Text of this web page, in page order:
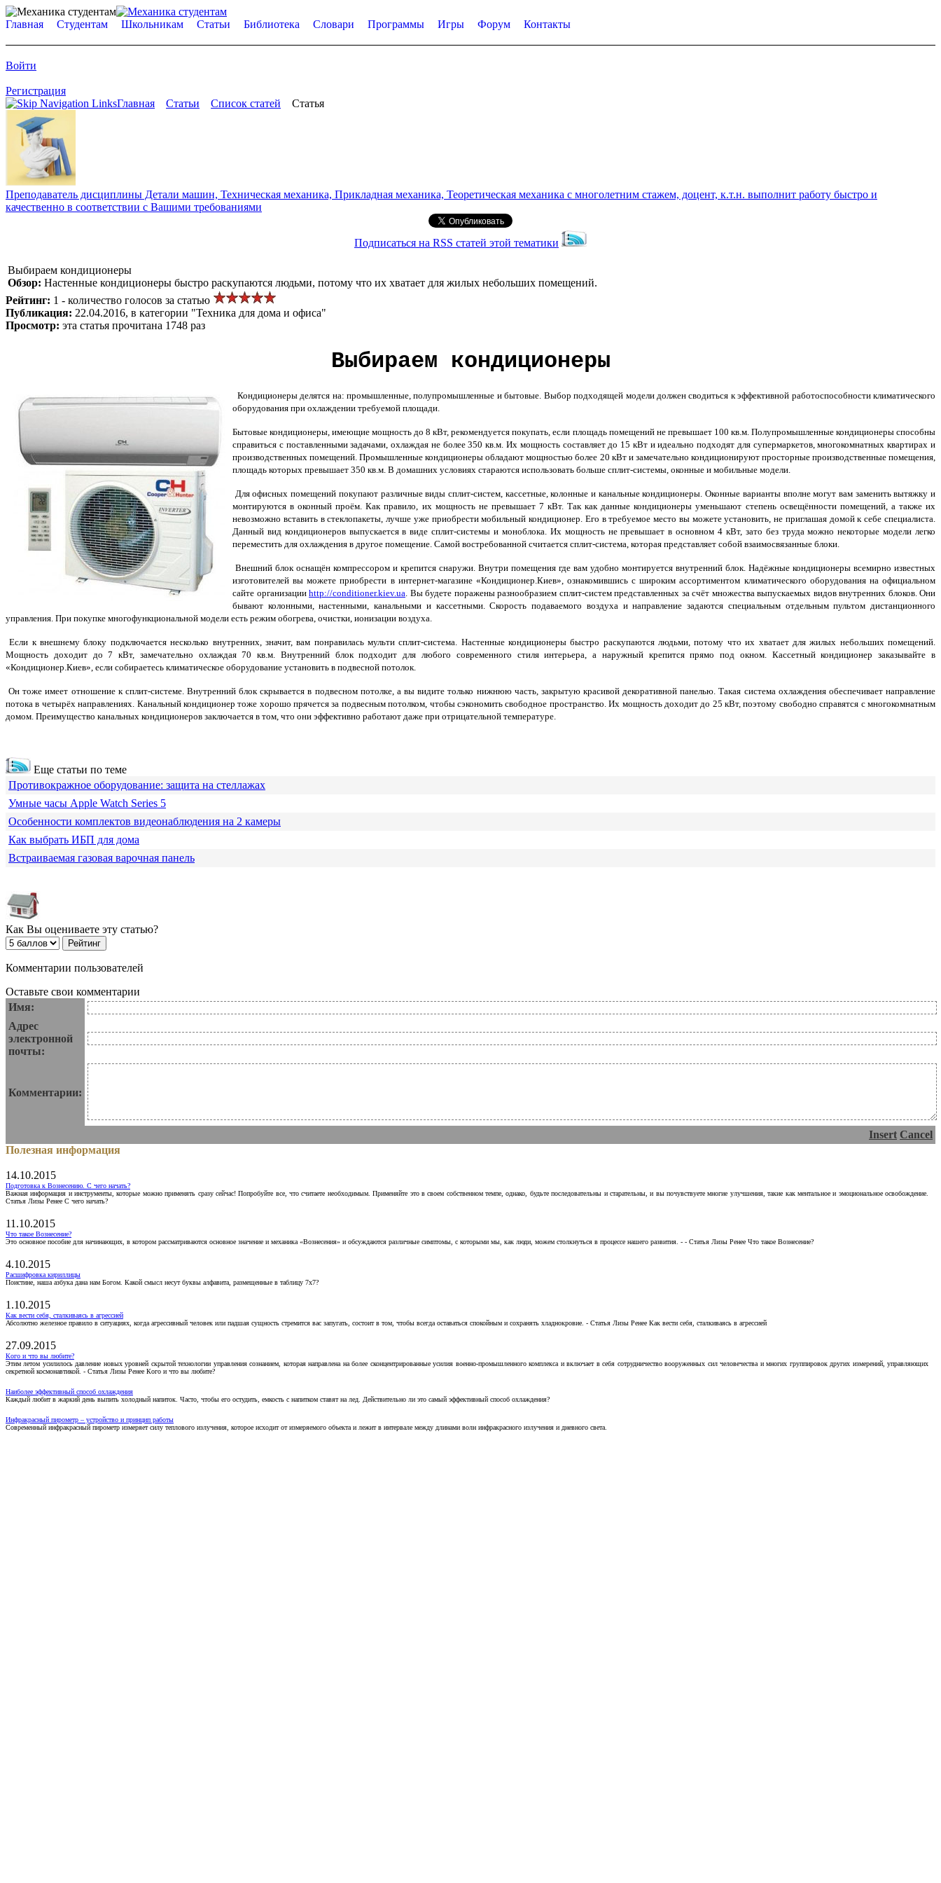
Главная Студентам Школьникам Статьи Библиотека Словари Программы Игры Форум Контакты
Войти
Регистрация
Главная
Статьи Список статей Статья
Преподаватель дисциплины Детали машин, Техническая механика, Прикладная механика, Теоретическая механика с многолетним стажем, доцент, к.т.н. выполнит работу быстро и
качественно в соответствии с Вашими требованиями
Подписаться на RSS статей этой тематики
Выбираем кондиционеры
Обзор: Настенные кондиционеры быстро раскупаются людьми, потому что их хватает для жилых небольших помещений.
Рейтинг: 1 - количество голосов за статью
Публикация: 22.04.2016, в категории "Техника для дома и офиса"
Просмотр: эта статья прочитана 1748 раз
Выбираем кондиционеры
Кондиционеры делятся на: промышленные, полупромышленные и бытовые. Выбор подходящей модели должен сводиться к эффективной работоспособности климатического
оборудования при охлаждении требуемой площади.
Бытовые кондиционеры, имеющие мощность до 8 кВт, рекомендуется покупать, если площадь помещений не превышает 100 кв.м. Полупромышленные кондиционеры способны
справиться с поставленными задачами, охлаждая не более 350 кв.м. Их мощность составляет до 15 кВт и идеально подходят для супермаркетов, многокомнатных квартирах и
производственных помещений. Промышленные кондиционеры обладают мощностью более 20 кВт и замечательно кондиционируют просторные производственные помещения,
площадь которых превышает 350 кв.м. В домашних условиях стараются использовать больше сплит-системы, оконные и мобильные модели.
Для офисных помещений покупают различные виды сплит-систем, кассетные, колонные и канальные кондиционеры. Оконные варианты вполне могут вам заменить вытяжку и
монтируются в оконный проём. Как правило, их мощность не превышает 7 кВт. Так как данные кондиционеры уменьшают степень освещённости помещений, а также их
невозможно вставить в стеклопакеты, лучше уже приобрести мобильный кондиционер. Его в требуемое место вы можете установить, не приглашая домой к себе специалиста.
Данный вид кондиционеров выпускается в виде сплит-системы и моноблока. Их мощность не превышает в основном 4 кВт, зато без труда можно некоторые модели легко
переместить для охлаждения в другое помещение. Самой востребованной считается сплит-система, которая представляет собой взаимосвязанные блоки.
Внешний блок оснащён компрессором и крепится снаружи. Внутри помещения где вам удобно монтируется внутренний блок. Надёжные кондиционеры всемирно известных
изготовителей вы можете приобрести в интернет-магазине «Кондиционер.Киев», ознакомившись с широким ассортиментом климатического оборудования на официальном
сайте организации http://conditioner.kiev.ua. Вы будете поражены разнообразием сплит-систем представленных за счёт множества выпускаемых видов внутренних блоков. Они
бывают колонными, настенными, канальными и кассетными. Скорость подаваемого воздуха и направление задаются специальным отдельным пультом дистанционного
управления. При покупке многофункциональной модели есть режим обогрева, очистки, ионизации воздуха.
Если к внешнему блоку подключается несколько внутренних, значит, вам понравилась мульти сплит-система. Настенные кондиционеры быстро раскупаются людьми, потому что их хватает для жилых небольших помещений.
Мощность доходит до 7 кВт, замечательно охлаждая 70 кв.м. Внутренний блок подходит для любого современного стиля интерьера, а наружный крепится прямо под окном. Кассетный кондиционер заказывайте в
«Кондиционер.Киев», если собираетесь климатическое оборудование установить в подвесной потолок.
Он тоже имеет отношение к сплит-системе. Внутренний блок скрывается в подвесном потолке, а вы видите только нижнюю часть, закрытую красивой декоративной панелью. Такая система охлаждения обеспечивает направление
потока в четырёх направлениях. Канальный кондиционер тоже хорошо прячется за подвесным потолком, чтобы сэкономить свободное пространство. Их мощность доходит до 25 кВт, поэтому свободно справятся с многокомнатным
домом. Преимущество канальных кондиционеров заключается в том, что они эффективно работают даже при отрицательной температуре.
Еще статьи по теме
Противокражное оборудование: защита на стеллажах
Умные часы Apple Watch Series 5
Особенности комплектов видеонаблюдения на 2 камеры
Как выбрать ИБП для дома
Встраиваемая газовая варочная панель
Как Вы оцениваете эту статью?
Комментарии пользователей
Оставьте свои комментарии
Имя:
Адрес
электронной
почты:
Комментарии:
Insert Cancel
Полезная информация
14.10.2015
Подготовка к Вознесению. С чего начать?
Важная информация и инструменты, которые можно применять сразу сейчас! Попробуйте все, что считаете необходимым. Применяйте это в своем собственном темпе, однако, будьте последовательны и старательны, и вы почувствуете многие улучшения, такие как ментальное и эмоциональное освобождение.
Статья Лизы Ренее С чего начать?
11.10.2015
Что такое Вознесение?
Это основное пособие для начинающих, в котором рассматриваются основное значение и механика «Вознесения» и обсуждаются различные симптомы, с которыми мы, как люди, можем столкнуться в процессе нашего развития. - - Статья Лизы Ренее Что такое Вознесение?
4.10.2015
Расшифровка кириллицы
Поистине, наша азбука дана нам Богом. Какой смысл несут буквы алфавита, размещенные в таблицу 7х7?
1.10.2015
Как вести себя, сталкиваясь в агрессией
Абсолютно железное правило в ситуациях, когда агрессивный человек или падшая сущность стремится вас запугать, состоит в том, чтобы всегда оставаться спокойным и сохранять хладнокровие. - Статья Лизы Ренее Как вести себя, сталкиваясь в агрессией
27.09.2015
Кого и что вы любите?
Этим летом усилилось давление новых уровней скрытой технологии управления сознанием, которая направлена на более сконцентрированные усилия военно-промышленного комплекса и включает в себя сотрудничество вооруженных сил человечества и многих группировок других измерений, управляющих
секретной космонавтикой. - Статья Лизы Ренее Кого и что вы любите?
Наиболее эффективный способ охлаждения
Каждый любит в жаркий день выпить холодный напиток. Часто, чтобы его остудить, емкость с напитком ставят на лед. Действительно ли это самый эффективный способ охлаждения?
Инфракрасный пирометр – устройство и принцип работы
Современный инфракрасный пирометр измеряет силу теплового излучения, которое исходит от измеряемого объекта и лежит в интервале между длинами волн инфракрасного излучения и дневного света.